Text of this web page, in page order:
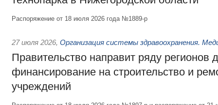
Распоряжение от 18 июля 2026 года №1889-р
27 июля 2026, Организация системы здравоохранения.
Правительство направит ряду регионов
финансирование на строительство и
учреждений